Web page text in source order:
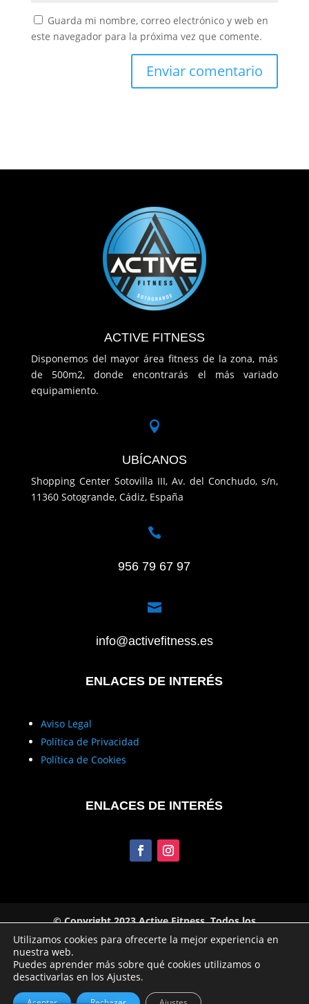
Guarda mi nombre, correo electrónico y web en
este navegador para la próxima vez que comente.
ACTIVE FITNESS
Disponemos del mayor área fitness de la zona, más
de 500m2, donde encontrarás el más variado
equipamiento.

UBÍCANOS
Shopping Center Sotovilla III, Av. del Conchudo, s/n,
11360 Sotogrande, Cádiz, España

956 79 67 97

info@activefitness.es
ENLACES DE INTERÉS
Aviso Legal
Política de Privacidad
Política de Cookies
ENLACES DE INTERÉS
© Copyright 2023 Active Fitness. Todos los
derechos reservados
Utilizamos cookies para ofrecerte la mejor experiencia en
nuestra web.
Puedes aprender más sobre qué cookies utilizamos o
desactivarlas en los Ajustes.